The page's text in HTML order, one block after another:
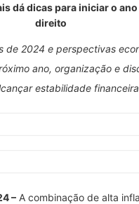
dá dicas para iniciar o
direito
de 2024 e perspectivas
ano, organização e
estabilidade
–A combinação de alta